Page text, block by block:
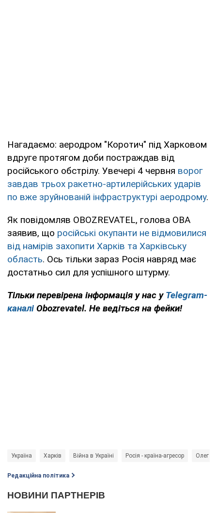
Нагадаємо: аеродром "Коротич" під Харковом
вдруге протягом доби постраждав від
російського обстрілу. Увечері 4 червня ворог
завдав трьох ракетно-артилерійських ударів
по вже зруйнованій інфраструктурі аеродрому.
Як повідомляв OBOZREVATEL, голова ОВА
заявив, що російські окупанти не відмовилися
від намірів захопити Харків та Харківську
область. Ось тільки зараз Росія навряд має
достатньо сил для успішного штурму.
Тільки перевірена інформація у нас у Telegram-
каналі Obozrevatel. Не ведіться на фейки!
Україна Харків Війна в Україні Росія - країна-агресор Олег
Редакційна політика